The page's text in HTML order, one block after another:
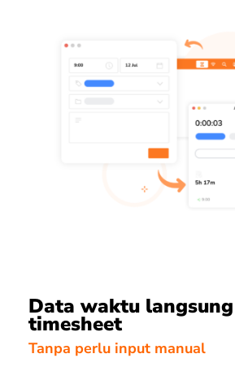
Data waktu
timesheet
Tanpa perlu input manual